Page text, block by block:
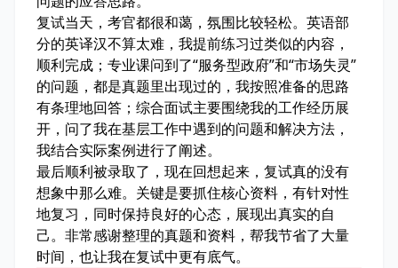
复试当天，考官都很和蔼，氛围比较轻松。英语部
分的英译汉不算太难，我提前练习过类似的内容，
顺利完成；专业课问到了“服务型政府”和“市场失灵”
的问题，都是真题里出现过的，我按照准备的思路
有条理地回答；综合面试主要围绕我的工作经历展
开，问了我在基层工作中遇到的问题和解决方法，
我结合实际案例进行了阐述。
最后顺利被录取了，现在回想起来，复试真的没有
想象中那么难。关键是要抓住核心资料，有针对性
地复习，同时保持良好的心态，展现出真实的自
己。非常感谢整理的真题和资料，帮我节省了大量
时间，也让我在复试中更有底气。